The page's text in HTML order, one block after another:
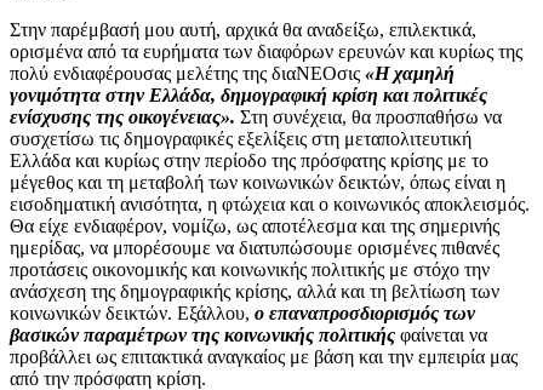
Στην παρέμβασή μου αυτή, αρχικά θα αναδείξω, επιλεκτικά,
ορισμένα από τα ευρήματα των διαφόρων ερευνών και κυρίως της
πολύ ενδιαφέρουσας μελέτης της διαΝΕΟσις «Η χαμηλή
γονιμότητα στην Ελλάδα, δημογραφική κρίση και πολιτικές
ενίσχυσης της οικογένειας». Στη συνέχεια, θα προσπαθήσω να
συσχετίσω τις δημογραφικές εξελίξεις στη μεταπολιτευτική
Ελλάδα και κυρίως στην περίοδο της πρόσφατης κρίσης με το
μέγεθος και τη μεταβολή των κοινωνικών δεικτών, όπως είναι η
εισοδηματική ανισότητα, η φτώχεια και ο κοινωνικός αποκλεισμός.
Θα είχε ενδιαφέρον, νομίζω, ως αποτέλεσμα και της σημερινής
ημερίδας, να μπορέσουμε να διατυπώσουμε ορισμένες πιθανές
προτάσεις οικονομικής και κοινωνικής πολιτικής με στόχο την
ανάσχεση της δημογραφικής κρίσης, αλλά και τη βελτίωση των
κοινωνικών δεικτών. Εξάλλου, ο επαναπροσδιορισμός των
βασικών παραμέτρων της κοινωνικής πολιτικής φαίνεται να
προβάλλει ως επιτακτικά αναγκαίος με βάση και την εμπειρία μας
από την πρόσφατη κρίση.